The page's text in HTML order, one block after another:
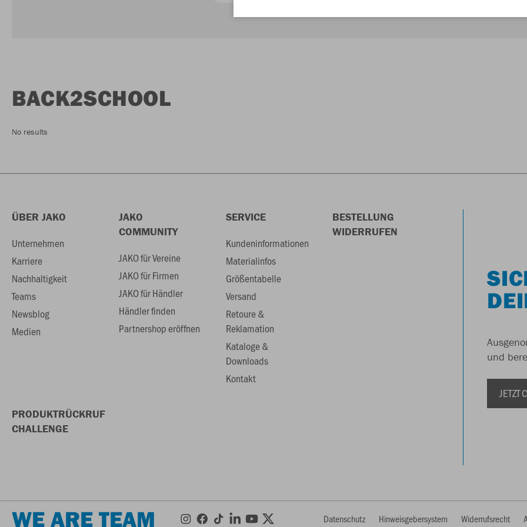
BACK2SCHOOL
No results
ÜBER JAKO
Unternehmen
Karriere
Nachhaltigkeit
Teams
Newsblog
Medien
JAKO
COMMUNITY
JAKO für Vereine
JAKO für Firmen
JAKO für Händler
Händler finden
Partnershop eröffnen
SERVICE
Kundeninformationen
Materialinfos
Größentabelle
Versand
Retoure &
Reklamation
Kataloge &
Downloads
Kontakt
BESTELLUNG
WIDERRUFEN
PRODUKTRÜCKRUF
CHALLENGE
und
JETZT
WE ARE TEAM Datenschutz Hinweisgebersystem Widerrufsrecht